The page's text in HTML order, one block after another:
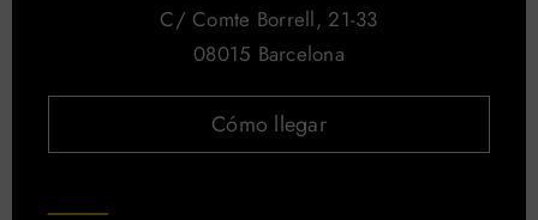
C/ Comte Borrell, 21-33
08015 Barcelona
Cómo llegar